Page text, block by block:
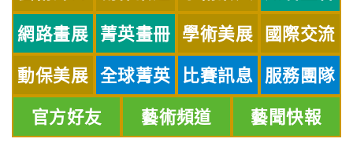
網路畫展 菁英畫冊 學術美展 國際交流
動保美展 全球菁英 比賽訊息 服務團隊
官方好友 藝術頻道 藝聞快報